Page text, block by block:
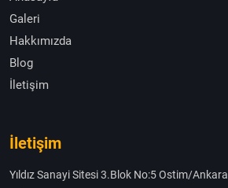
Galeri
Hakkımızda
Blog
İletişim
İletişim
Yıldız Sanayi Sitesi 3.Blok No:5 Ostim/Ankara